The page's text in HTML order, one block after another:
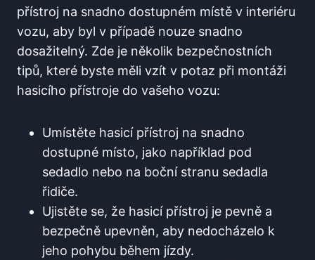
přístroj na snadno dostupném místě v interiéru
vozu, aby byl v případě nouze snadno
dosažitelný. Zde je několik bezpečnostních
tipů, které byste měli vzít v potaz při montáži
hasicího přístroje do vašeho vozu:
Umístěte hasicí přístroj na snadno
dostupné místo, jako například pod
sedadlo nebo na boční stranu sedadla
řidiče.
Ujistěte se, že hasicí přístroj je pevně a
bezpečně upevněn, aby nedocházelo k
jeho pohybu během jízdy.